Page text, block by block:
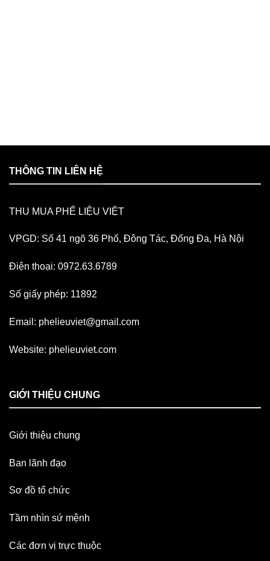
THÔNG TIN LIÊN HỆ
THU MUA PHẾ LIỆU VIỆT
VPGD: Số 41 ngõ 36 Phố, Đông Tác, Đống Đa, Hà Nội
Điện thoại: 0972.63.6789
Số giấy phép: 11892
Email: phelieuviet@gmail.com
Website: phelieuviet.com
GIỚI THIỆU CHUNG
Giới thiệu chung
Ban lãnh đạo
Sơ đồ tổ chức
Tầm nhìn sứ mệnh
Các đơn vị trực thuộc